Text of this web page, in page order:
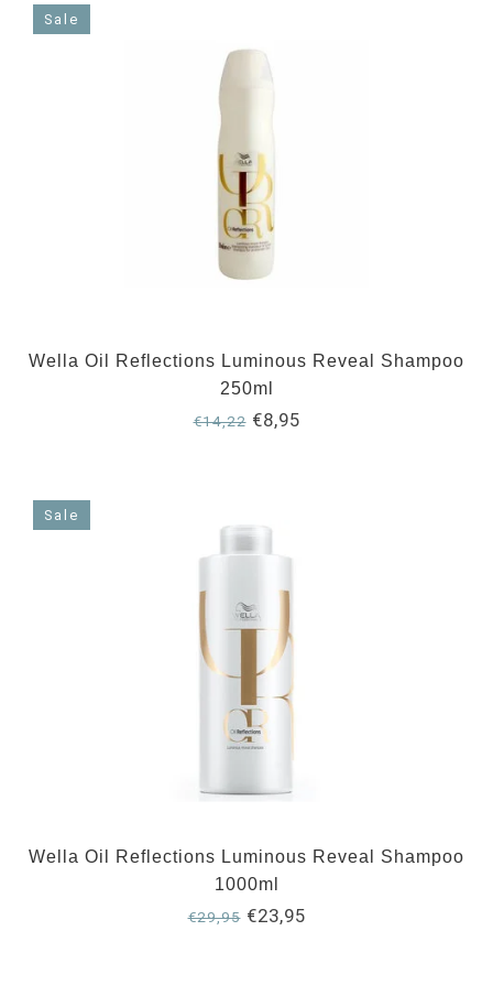
Sale
Wella Oil Reflections Luminous Reveal Shampoo
250ml
€14,22€8,95
Sale
Wella Oil Reflections Luminous Reveal Shampoo
1000ml
€29,95€23,95